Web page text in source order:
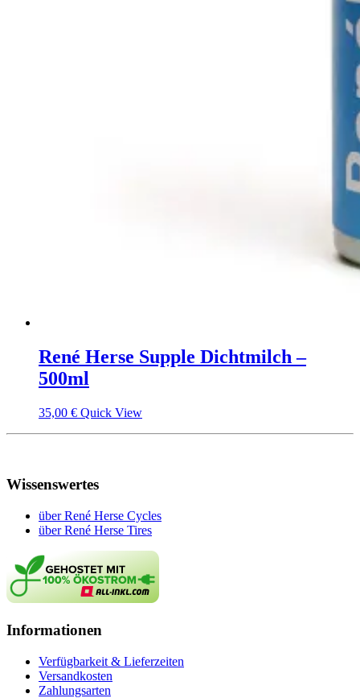
René Herse Supple Dichtmilch –
500ml
35,00 € Quick View
Wissenswertes
über René Herse Cycles
über René Herse Tires
Informationen
Verfügbarkeit & Lieferzeiten
Versandkosten
Zahlungsarten